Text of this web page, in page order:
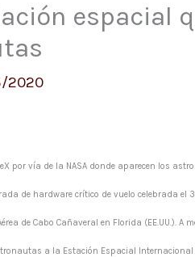
espacial
2020
por vía de la NASA donde aparecen los
de hardware crítico de vuelo celebrada el
de Cabo Cañaveral en Florida (EE.UU.). A
a la Estación Espacial Internacional